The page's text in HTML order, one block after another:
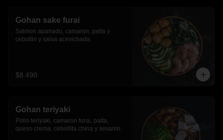
Gohan sake furai
Salmon apanado, camaron, palta y
cebollin y salsa acevichada.
$8.490
Gohan teriyaki
Pollo teriyaki, camaron furai, palta,
queso crema, cebollita china y sesamo.